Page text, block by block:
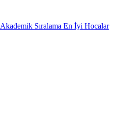
Akademik Sıralama En İyi Hocalar